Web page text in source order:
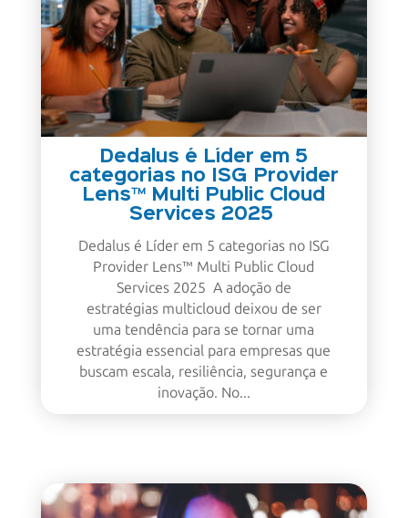
Dedalus é Líder em 5
categorias no ISG Provider
Lens™ Multi Public Cloud
Services 2025
Dedalus é Líder em 5 categorias no ISG
Provider Lens™ Multi Public Cloud
Services 2025 A adoção de
estratégias multicloud deixou de ser
uma tendência para se tornar uma
estratégia essencial para empresas que
buscam escala, resiliência, segurança e
inovação. No...